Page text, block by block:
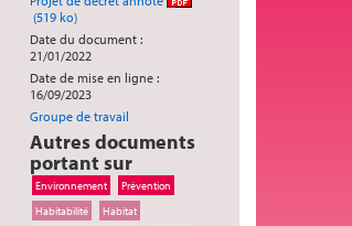
(519 ko)
Date du document :
21/01/2022
Date de mise en ligne :
16/09/2023
Groupe de travail
Autres documents
portant sur
Environnement
Prévention
Habitabilité
Habitat